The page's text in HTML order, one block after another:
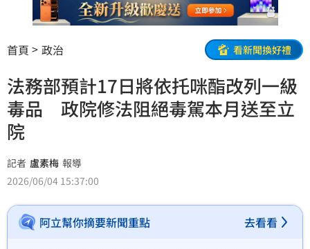
首頁 政治 看新聞換好禮
法務部預計17日將依托咪酯改列一級
毒品 政院修法阻絕毒駕本月送至立
院
記者 盧素梅 報導
2026/06/04 15:37:00
阿立幫你摘要新聞重點 去看看